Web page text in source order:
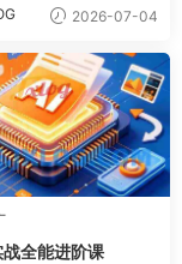
2026-07-04
战全能进阶课